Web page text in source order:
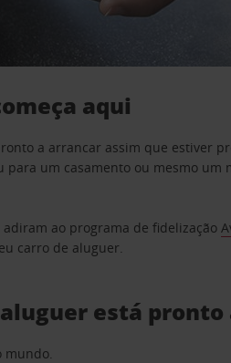
aqui
a arrancar assim que estiver
para um casamento ou mesmo
ao programa de fidelização
carro de aluguer.
está
mundo.